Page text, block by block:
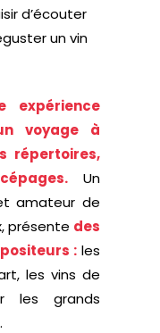
d’écouter
un vin
expérience
voyage à
répertoires,
Un
amateur de
présente des
: les
les vins de
les grands